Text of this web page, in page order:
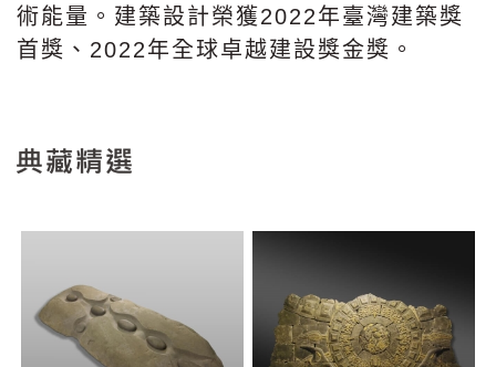
術能量。建築設計榮獲2022年臺灣建築獎
首獎、2022年全球卓越建設獎金獎。
典藏精選